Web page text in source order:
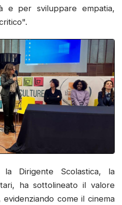
e per sviluppare empatia,
Dirigente Scolastica, la
ha sottolineato il valore
evidenziando come il cinema